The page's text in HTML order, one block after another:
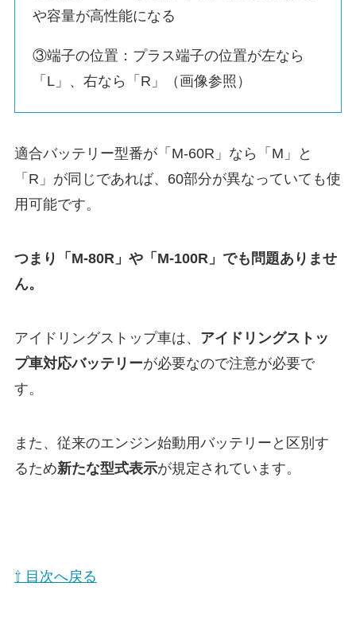
や容量が高性能になる
③端子の位置：プラス端子の位置が左なら
「L」、右なら「R」（画像参照）
適合バッテリー型番が「M-60R」なら「M」と
「R」が同じであれば、60部分が異なっていても使
用可能です。
つまり「M-80R」や「M-100R」でも問題ありませ
ん。
アイドリングストップ車は、 アイドリングストッ
プ車対応バッテリーが必要なので注意が必要で
す。
また、従来のエンジン始動用バッテリーと区別す
るため新たな型式表示が規定されています。
⇧ 目次へ戻る